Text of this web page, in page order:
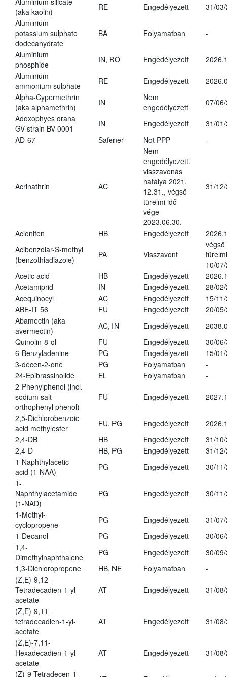
(aka kaolin)
RE Engedélyezett
31/
Aluminium
potassium sulphate
dodecahydrate
BA Folyamatban -
Aluminium
phosphide
IN, RO Engedélyezett
Aluminium
ammonium sulphate
RE Engedélyezett
Alpha-Cypermethrin
(aka alphamethrin)
IN
Nem
engedélyezett
07/
Adoxophyes orana
GV strain BV-0001
IN Engedélyezett
31/
AD-67
Safener Not PPP -
Acrinathrin AC
Nem
engedélyezett,
visszavonás
hatálya 2021.
12.31., végső
türelmi idő
vége
2023.06.30.
31/
Aclonifen HB Engedélyezett
Acibenzolar-S-methyl
(benzothiadiazole)
PA Visszavont
végső
10/
Acetic acid
HB Engedélyezett
Acetamiprid
IN Engedélyezett
28/
Acequinocyl
AC Engedélyezett
15/
ABE-IT 56
FU Engedélyezett
20/
Abamectin (aka
avermectin)
AC, IN Engedélyezett
Quinolin-8-ol
FU Engedélyezett
30/
6-Benzyladenine
PG Engedélyezett
15/
3-decen-2-one
PG Folyamatban
-
24-Epibrassinolide
EL Folyamatban
-
2-Phenylphenol (incl.
sodium salt
orthophenyl phenol)
FU Engedélyezett
2,5-Dichlorobenzoic
acid methylester
FU, PG Engedélyezett
2,4-DB
HB Engedélyezett
31/
2,4-D
HB, PG Engedélyezett
31/
1-Naphthylacetic
acid (1-NAA)
PG Engedélyezett
30/
1-
Naphthylacetamide
(1-NAD)
PG Engedélyezett 30/
1-Methyl-
cyclopropene
PG Engedélyezett
31/
1-Decanol
PG Engedélyezett
30/
1,4-
Dimethylnaphthalene
PG Engedélyezett
30/
1,3-Dichloropropene
HB, NE Folyamatban
-
(Z,E)-9,12-
Tetradecadien-1-yl
acetate
AT Engedélyezett 31/
(Z,E)-9,11-
tetradecadien-1-yl-
acetate
AT Engedélyezett 31/
(Z,E)-7,11-
Hexadecadien-1-yl
acetate
AT Engedélyezett 31/
(Z)-9-Tetradecen-1-